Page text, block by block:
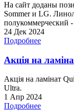
На сайт доданы
Sommer и LG.
полукоммерческий
24 Дек 2024
Подробнее
Акція на
Акція на ламінат
Ultra.
1 Апр 2024
Подробнее